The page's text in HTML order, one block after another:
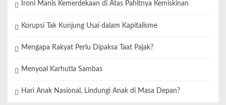
Ironi Manis Kemerdekaan di Atas Pahitnya Kemiskinan
Korupsi Tak Kunjung Usai dalam Kapitalisme
Mengapa Rakyat Perlu Dipaksa Taat Pajak?
Menyoal Karhutla Sambas
Hari Anak Nasional, Lindungi Anak di Masa Depan?